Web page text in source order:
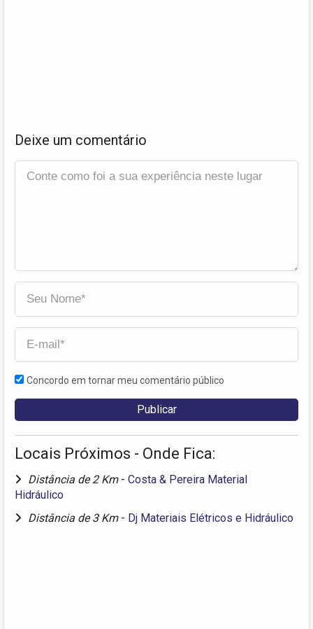
Deixe um comentário
Concordo em tornar meu comentário público
Locais Próximos - Onde Fica:
Distância de 2 Km - Costa & Pereira Material
Hidráulico
Distância de 3 Km - Dj Materiais Elétricos e Hidráulico